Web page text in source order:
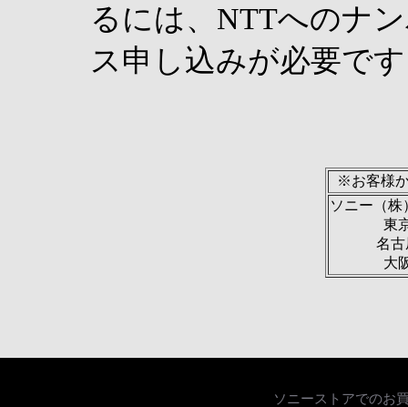
るには、NTTへのナ
ス申し込みが必要で
※お客様
ソニー（株
東
名古
大
ソニーストアでのお